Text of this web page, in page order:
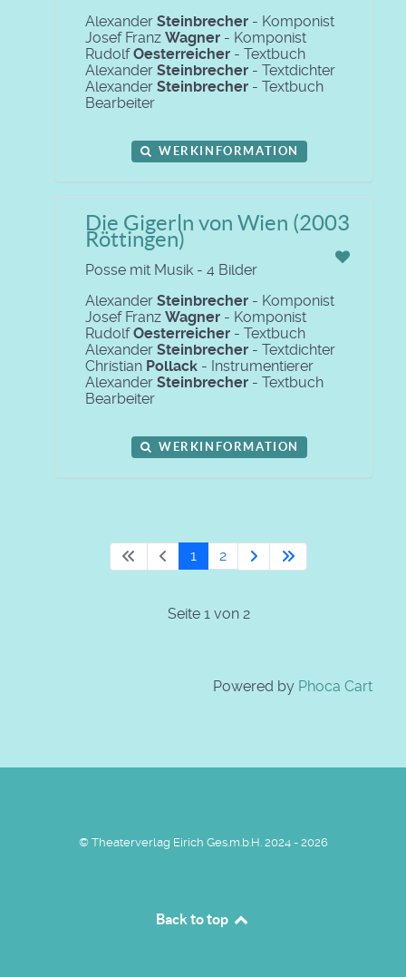
Alexander Steinbrecher - Komponist
Josef Franz Wagner - Komponist
RudolfOesterreicher - Textbuch
Alexander Steinbrecher - Textdichter
Alexander Steinbrecher - Textbuch
Bearbeiter
WERKINFORMATION
Die Gigerln von Wien (2003
Röttingen)
Posse mit Musik - 4 Bilder
Alexander Steinbrecher - Komponist
Josef Franz Wagner - Komponist
RudolfOesterreicher - Textbuch
Alexander Steinbrecher - Textdichter
Christian Pollack - Instrumentierer
Alexander Steinbrecher - Textbuch
Bearbeiter
WERKINFORMATION
1 2
Seite 1 von 2
Powered by Phoca Cart
© Theaterverlag Eirich Ges.m.b.H. 2024 - 2026
Back to top